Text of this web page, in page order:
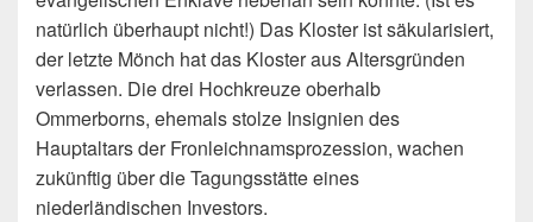
natürlich überhaupt nicht!) Das Kloster ist säkularisiert,
der letzte Mönch hat das Kloster aus Altersgründen
verlassen. Die drei Hochkreuze oberhalb
Ommerborns, ehemals stolze Insignien des
Hauptaltars der Fronleichnamsprozession, wachen
zukünftig über die Tagungsstätte eines
niederländischen Investors.